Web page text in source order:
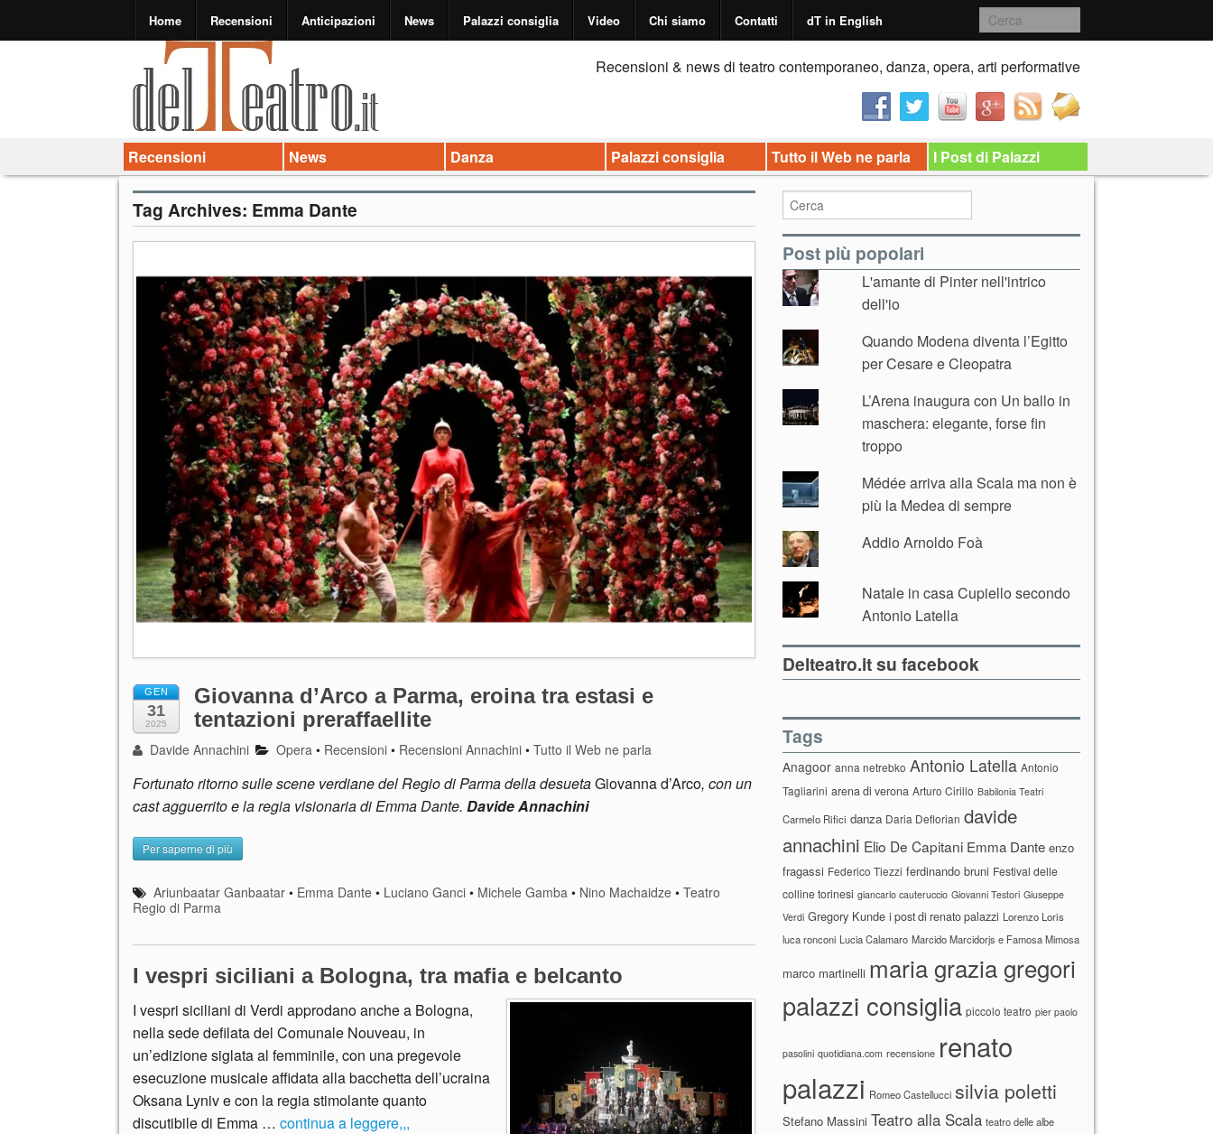
Home Recensioni Anticipazioni News Palazzi consiglia Video Chi siamo Contatti dT in English
Recensioni & news di teatro contemporaneo, danza, opera, arti performative
Recensioni News Danza Palazzi consiglia Tutto il Web ne parla I Post di Palazzi
Tag Archives: Emma Dante
GEN
31
2025
Giovanna d’Arco a Parma, eroina tra estasi e
tentazioni preraffaellite
Davide Annachini Opera • Recensioni • Recensioni Annachini •Tutto il Web ne parla
Fortunato ritorno sulle scene verdiane del Regio di Parma della desuetaGiovanna d’Arco, con un
cast agguerrito e la regia visionaria di Emma Dante. Davide Annachini
Per saperne di più
Ariunbaatar Ganbaatar • Emma Dante • Luciano Ganci • Michele Gamba • Nino Machaidze •Teatro
Regio di Parma
I vespri siciliani a Bologna, tra mafia e belcanto
I vespri siciliani di Verdi approdano anche a Bologna,
nella sede defilata del Comunale Nouveau, in
un’edizione siglata al femminile, con una pregevole
esecuzione musicale affidata alla bacchetta dell’ucraina
Oksana Lyniv e con la regia stimolante quanto
discutibile di Emma … continua a leggere,,,
Post più popolari
L'amante di Pinter nell'intrico
dell'io
Quando Modena diventa l’Egitto
per Cesare e Cleopatra
L’Arena inaugura con Un ballo in
maschera: elegante, forse fin
troppo
Médée arriva alla Scala ma non è
più la Medea di sempre
Addio Arnoldo Foà
Natale in casa Cupiello secondo
Antonio Latella
Delteatro.it su facebook
Tags
Anagoor anna netrebko Antonio Latella Antonio
Tagliarini arena di verona Arturo Cirillo Babilonia Teatri
Carmelo Rifici danza Daria Deflorian davide
annachini Elio De Capitani Emma Dante enzo
fragassi Federico Tiezzi ferdinando bruni Festival delle
colline torinesi giancarlo cauteruccio Giovanni Testori Giuseppe
Verdi Gregory Kunde i post di renato palazzi Lorenzo Loris
luca ronconi Lucia Calamaro Marcido Marcidorjs e Famosa Mimosa
marco martinelli maria grazia gregori
palazzi consiglia piccolo teatro pier paolo
pasolini quotidiana.com recensione renato
palazzi Romeo Castellucci silvia poletti
Stefano Massini Teatro alla Scala teatro delle albe